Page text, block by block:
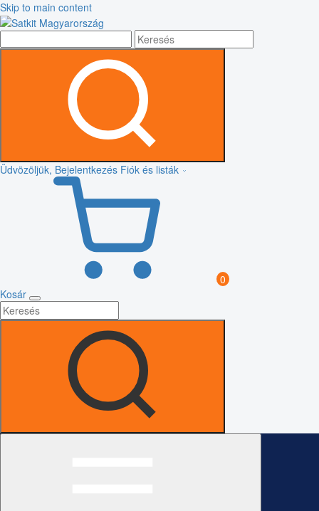
Skip to main content
Üdvözöljük, Bejelentkezés Fiók és listák
0
Kosár